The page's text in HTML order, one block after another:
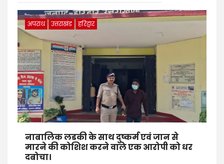
अपराध उत्तराखंड हरिद्वार
नाबालिक लडकी के साथ दुष्कर्म एवं जान से
मारने की कोशिश करने वाले एक आरोपी को धर
दबोचा।